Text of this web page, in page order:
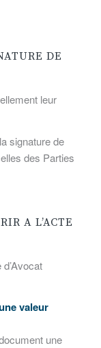
DE
leur
signature de
des Parties
A L’ACTE
valeur
une